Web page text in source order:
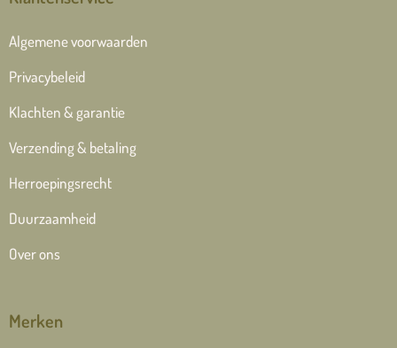
Algemene voorwaarden
Privacybeleid
Klachten & garantie
Verzending & betaling
Herroepingsrecht
Duurzaamheid
Over ons
Merken